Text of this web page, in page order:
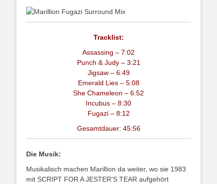
Tracklist:
Assassing – 7:02
Punch & Judy – 3:21
Jigsaw – 6:49
Emerald Lies – 5:08
She Chameleon – 6:52
Incubus – 8:30
Fugazi – 8:12
Gesamtdauer: 45:56
Die Musik:
Musikalisch machen Marillion da weiter, wo sie 1983
mit SCRIPT FOR A JESTER‘S TEAR aufgehört